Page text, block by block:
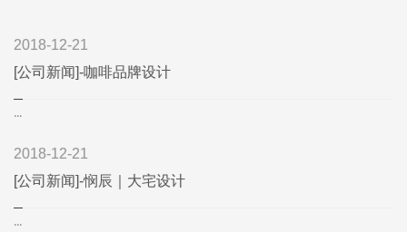
2018-12-21
[公司新闻]-咖啡品牌设计
...
2018-12-21
[公司新闻]-悯辰｜大宅设计
...